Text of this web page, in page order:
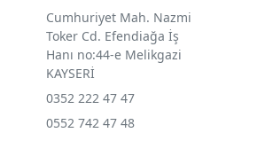
Cumhuriyet Mah. Nazmi
Toker Cd. Efendiağa İş
Hanı no:44-e Melikgazi
KAYSERİ
0352 222 47 47
0552 742 47 48